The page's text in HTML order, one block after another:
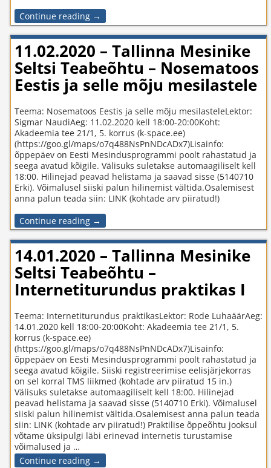
Continue reading →
11.02.2020 – Tallinna Mesinike
Seltsi Teabeõhtu – Nosematoos
Eestis ja selle mõju mesilastele
Teema: Nosematoos Eestis ja selle mõju mesilasteleLektor:
Sigmar NaudiAeg: 11.02.2020 kell 18:00-20:00Koht:
Akadeemia tee 21/1, 5. korrus (k-space.ee)
(https://goo.gl/maps/o7q488NsPnNDcADx7)Lisainfo:
õppepäev on Eesti Mesindusprogrammi poolt rahastatud ja
seega avatud kõigile. Välisuks suletakse automaagiliselt kell
18:00. Hilinejad peavad helistama ja saavad sisse (5140710
Erki). Võimalusel siiski palun hilinemist vältida.Osalemisest
anna palun teada siin: LINK (kohtade arv piiratud!)
Continue reading →
14.01.2020 – Tallinna Mesinike
Seltsi Teabeõhtu –
Internetiturundus praktikas I
Teema: Internetiturundus praktikasLektor: Rode LuhaäärAeg:
14.01.2020 kell 18:00-20:00Koht: Akadeemia tee 21/1, 5.
korrus (k-space.ee)
(https://goo.gl/maps/o7q488NsPnNDcADx7)Lisainfo:
õppepäev on Eesti Mesindusprogrammi poolt rahastatud ja
seega avatud kõigile. Siiski registreerimise eelisjärjekorras
on sel korral TMS liikmed (kohtade arv piiratud 15 in.)
Välisuks suletakse automaagiliselt kell 18:00. Hilinejad
peavad helistama ja saavad sisse (5140710 Erki). Võimalusel
siiski palun hilinemist vältida.Osalemisest anna palun teada
siin: LINK (kohtade arv piiratud!) Praktilise õppeõhtu jooksul
võtame üksipulgi läbi erinevad internetis turustamise
võimalused ja …
Continue reading →